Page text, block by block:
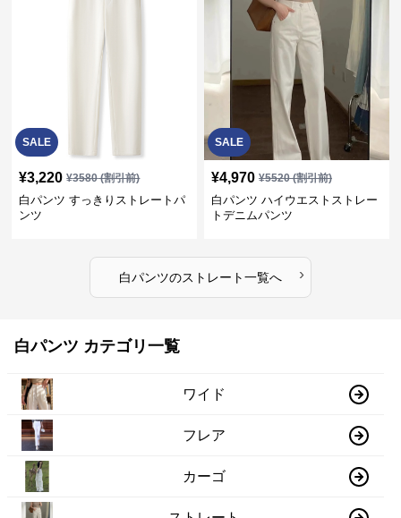
SALE
¥3,220 ¥3580(割引前)
白パンツ すっきりストレートパ
ンツ
SALE
¥4,970 ¥5520(割引前)
白パンツ ハイウエストストレー
トデニムパンツ
白パンツのストレート一覧へ ›
白パンツ カテゴリ一覧
ワイド
フレア
カーゴ